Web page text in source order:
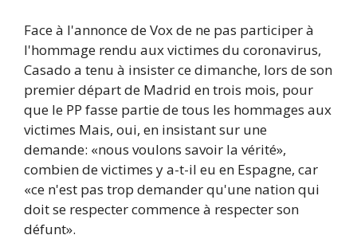
Face à l'annonce de Vox de ne pas participer à
l'hommage rendu aux victimes du coronavirus,
Casado a tenu à insister ce dimanche, lors de son
premier départ de Madrid en trois mois, pour
que le PP fasse partie de tous les hommages aux
victimes Mais, oui, en insistant sur une
demande: «nous voulons savoir la vérité»,
combien de victimes y a-t-il eu en Espagne, car
«ce n'est pas trop demander qu'une nation qui
doit se respecter commence à respecter son
défunt».